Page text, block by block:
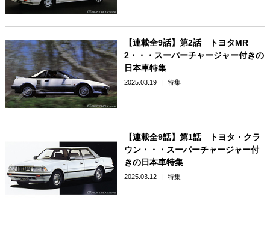
【連載全9話】第2話 トヨタMR
2・・・スーパーチャージャー付きの
日本車特集
2025.03.19 特集
【連載全9話】第1話 トヨタ・クラ
ウン・・・スーパーチャージャー付
きの日本車特集
2025.03.12 特集